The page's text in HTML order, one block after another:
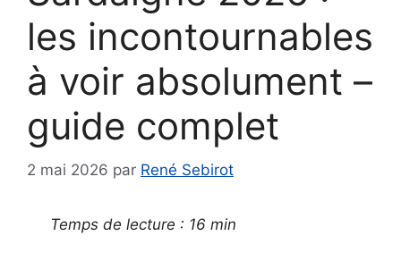
les incontournables
à voir absolument –
guide complet
2 mai 2026 par René Sebirot
Temps de lecture : 16 min